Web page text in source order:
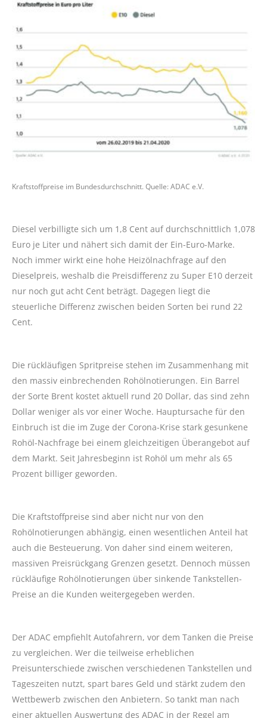
Kraftstoffpreise im Bundesdurchschnitt. Quelle: ADAC e.V.
Diesel verbilligte sich um 1,8 Cent auf durchschnittlich 1,078
Euro je Liter und nähert sich damit der Ein-Euro-Marke.
Noch immer wirkt eine hohe Heizölnachfrage auf den
Dieselpreis, weshalb die Preisdifferenz zu Super E10 derzeit
nur noch gut acht Cent beträgt. Dagegen liegt die
steuerliche Differenz zwischen beiden Sorten bei rund 22
Cent.
Die rückläufigen Spritpreise stehen im Zusammenhang mit
den massiv einbrechenden Rohölnotierungen. Ein Barrel
der Sorte Brent kostet aktuell rund 20 Dollar, das sind zehn
Dollar weniger als vor einer Woche. Hauptursache für den
Einbruch ist die im Zuge der Corona-Krise stark gesunkene
Rohöl-Nachfrage bei einem gleichzeitigen Überangebot auf
dem Markt. Seit Jahresbeginn ist Rohöl um mehr als 65
Prozent billiger geworden.
Die Kraftstoffpreise sind aber nicht nur von den
Rohölnotierungen abhängig, einen wesentlichen Anteil hat
auch die Besteuerung. Von daher sind einem weiteren,
massiven Preisrückgang Grenzen gesetzt. Dennoch müssen
rückläufige Rohölnotierungen über sinkende Tankstellen-
Preise an die Kunden weitergegeben werden.
Der ADAC empfiehlt Autofahrern, vor dem Tanken die Preise
zu vergleichen. Wer die teilweise erheblichen
Preisunterschiede zwischen verschiedenen Tankstellen und
Tageszeiten nutzt, spart bares Geld und stärkt zudem den
Wettbewerb zwischen den Anbietern. So tankt man nach
einer aktuellen Auswertung des ADAC in der Regel am